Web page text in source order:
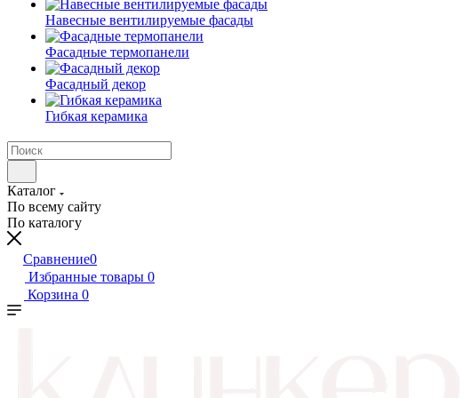
Навесные вентилируемые фасады
Фасадные термопанели
Фасадный декор
Гибкая керамика
Каталог
По всему сайту
По каталогу
Сравнение0
Избранные товары 0
Корзина 0